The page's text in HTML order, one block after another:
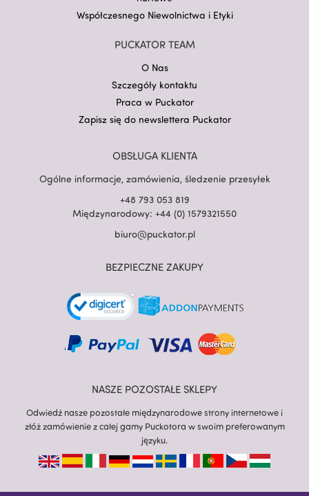
Współczesnego Niewolnictwa i Etyki
PUCKATOR TEAM
O Nas
Szczegóły kontaktu
Praca w Puckator
Zapisz się do newslettera Puckator
OBSŁUGA KLIENTA
Ogólne informacje, zamówienia, śledzenie przesyłek
+48 793 053 819
Międzynarodowy: +44 (0) 1579321550
biuro@puckator.pl
BEZPIECZNE ZAKUPY
NASZE POZOSTAŁE SKLEPY
Odwiedź nasze pozostałe międzynarodowe strony internetowe i
złóż zamówienie z całej gamy Puckotora w swoim preferowanym
języku.